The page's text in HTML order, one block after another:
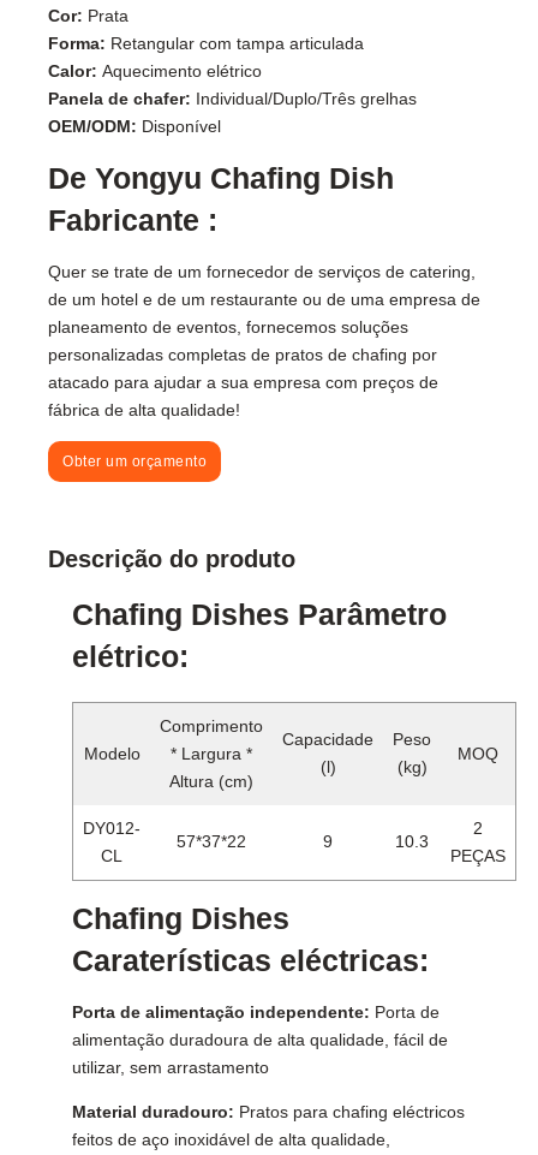
Cor: Prata
Forma: Retangular com tampa articulada
Calor:Aquecimento elétrico
Panela de chafer: Individual/Duplo/Três grelhas
OEM/ODM: Disponível
De Yongyu Chafing Dish
Fabricante :
Quer se trate de um fornecedor de serviços de catering,
de um hotel e de um restaurante ou de uma empresa de
planeamento de eventos, fornecemos soluções
personalizadas completas de pratos de chafing por
atacado para ajudar a sua empresa com preços de
fábrica de alta qualidade!
Obter um orçamento
Descrição do produto
Chafing Dishes Parâmetro
elétrico:
Modelo
Comprimento
* Largura *
Altura (cm)
Capacidade
(l)
Peso
(kg)
MOQ
DY012-
CL
57*37*22 9 10.3
2
PEÇAS
Chafing Dishes
Caraterísticas eléctricas:
Porta de alimentação independente: Porta de
alimentação duradoura de alta qualidade, fácil de
utilizar, sem arrastamento
Material duradouro: Pratos para chafing eléctricos
feitos de aço inoxidável de alta qualidade,